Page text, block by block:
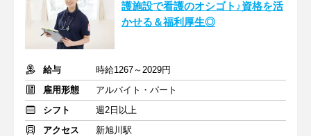
護施設で看護のオシゴト♪資格を活
かせる＆福利厚生◎
給与
時給1267～2029円
雇用形態
アルバイト・パート
シフト
週2日以上
アクセス
新旭川駅